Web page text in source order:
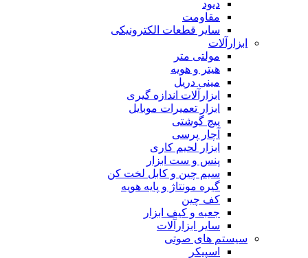
دیود
مقاومت
سایر قطعات الکترونیکی
ابزارآلات
مولتی متر
هیتر و هویه
مینی دریل
ابزارآلات اندازه گیری
ابزار تعمیرات موبایل
پیچ گوشتی
آچار پرسی
ابزار لحیم کاری
پنس و ست ابزار
سیم چین و کابل لخت کن
گیره مونتاژ و پایه هویه
کف چین
جعبه و کیف ابزار
سایر ابزارآلات
سیستم های صوتی
اسپیکر